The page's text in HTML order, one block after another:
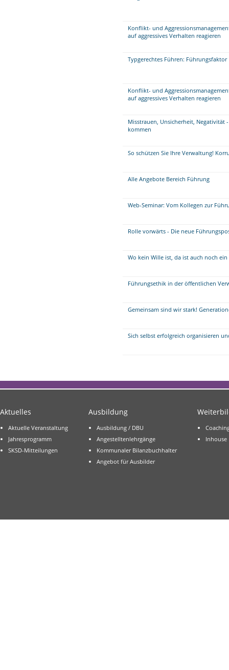
Konflikt- und
auf aggressives Verhalten reagieren
Typgerechtes Führen:
Konflikt- und
auf aggressives Verhalten reagieren
Misstrauen, Unsicherheit, Negativität
kommen
So schützen Sie Ihre Verwaltung!
Alle Angebote Bereich Führung
Web-Seminar: Vom Kollegen zur
Rolle vorwärts - Die neue
Wo kein Wille ist, da ist auch noch
Führungsethik in der öffentlichen
Gemeinsam sind wir stark!
Sich selbst erfolgreich organisieren
Aktuelles
Aktuelle Veranstaltung
Jahresprogramm
SKSD-Mitteilungen
Ausbildung
Ausbildung / DBU
Angestelltenlehrgänge
Kommunaler Bilanzbuchhalter
Angebot für Ausbilder
Inhouse